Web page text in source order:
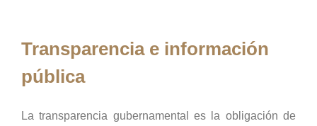
Transparencia e información
pública
La transparencia gubernamental es la obligación de